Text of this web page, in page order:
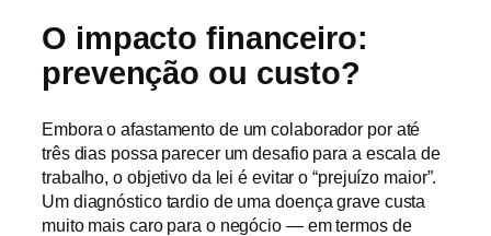
O impacto financeiro:
prevenção ou custo?
Embora o afastamento de um colaborador por até
três dias possa parecer um desafio para a escala de
trabalho, o objetivo da lei é evitar o “prejuízo maior”.
Um diagnóstico tardio de uma doença grave custa
muito mais caro para o negócio — em termos de